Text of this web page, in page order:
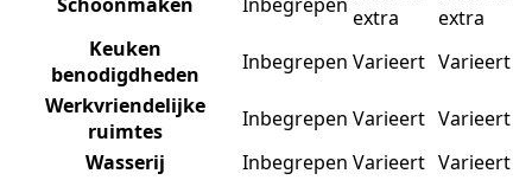
extra
extra
Keuken
benodigdheden
Inbegrepen Varieert Varieert
Werkvriendelijke
ruimtes
Inbegrepen Varieert Varieert
Wasserij
Inbegrepen Varieert Varieert